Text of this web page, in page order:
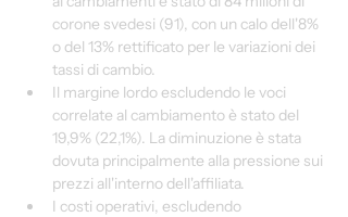
corone svedesi (91), con un calo dell'8%
o del 13% rettificato per le variazioni dei
tassi di cambio.
Il margine lordo escludendo le voci
correlate al cambiamento è stato del
19,9% (22,1%). La diminuzione è stata
dovuta principalmente alla pressione sui
prezzi all'interno dell'affiliata.
I costi operativi, escludendo